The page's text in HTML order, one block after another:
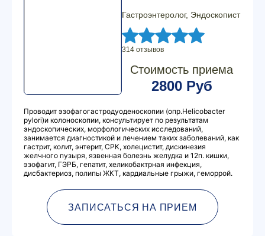
Гастроэнтеролог, Эндоскопист
314 отзывов
Стоимость приема
2800 Руб
Проводит эзофагогастродуоденоскопии (опр.Hеlicobacter
pylori)и колоноскопии, консультирует по результатам
эндоскопических, морфологических исследований,
занимается диагностикой и лечением таких заболеваний, как
гастрит, колит, энтерит, СРК, холецистит, дискинезия
желчного пузыря, язвенная болезнь желудка и 12п. кишки,
эзофагит, ГЭРБ, гепатит, хеликобактрная инфекция,
дисбактериоз, полипы ЖКТ, кардиальные грыжи, геморрой.
ЗАПИСАТЬСЯ НА ПРИЕМ